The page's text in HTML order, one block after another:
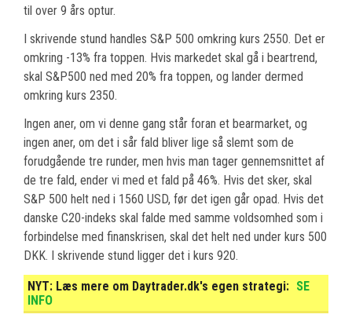
til over 9 års optur.
I skrivende stund handles S&P 500 omkring kurs 2550. Det er
omkring -13% fra toppen. Hvis markedet skal gå i beartrend,
skal S&P500 ned med 20% fra toppen, og lander dermed
omkring kurs 2350.
Ingen aner, om vi denne gang står foran et bearmarket, og
ingen aner, om det i sår fald bliver lige så slemt som de
forudgående tre runder, men hvis man tager gennemsnittet af
de tre fald, ender vi med et fald på 46%. Hvis det sker, skal
S&P 500 helt ned i 1560 USD, før det igen går opad. Hvis det
danske C20-indeks skal falde med samme voldsomhed som i
forbindelse med finanskrisen, skal det helt ned under kurs 500
DKK. I skrivende stund ligger det i kurs 920.
NYT: Læs mere om Daytrader.dk's egen strategi: SE
INFO